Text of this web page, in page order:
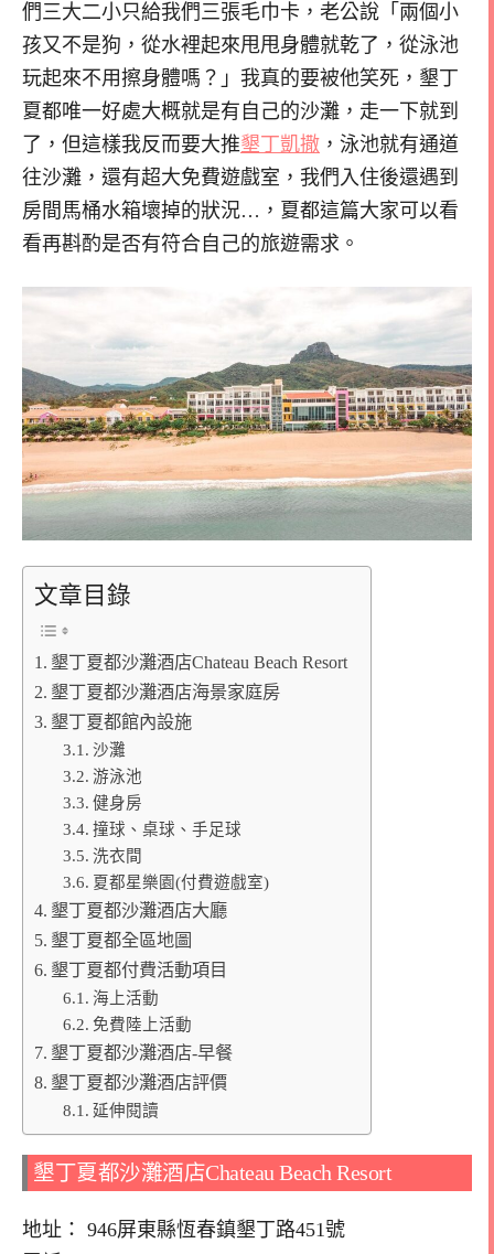
們三大二小只給我們三張毛巾卡，老公說「兩個小
孩又不是狗，從水裡起來甩甩身體就乾了，從泳池
玩起來不用擦身體嗎？」我真的要被他笑死，墾丁
夏都唯一好處大概就是有自己的沙灘，走一下就到
了，但這樣我反而要大推墾丁凱撒 ，泳池就有通道
往沙灘，還有超大免費遊戲室，我們入住後還遇到
房間馬桶水箱壞掉的狀況…，夏都這篇大家可以看
看再斟酌是否有符合自己的旅遊需求。
文章目錄
墾丁夏都沙灘酒店Chateau Beach Resort
墾丁夏都沙灘酒店海景家庭房
墾丁夏都館內設施
沙灘
游泳池
健身房
撞球、桌球、手足球
洗衣間
夏都星樂園(付費遊戲室)
墾丁夏都沙灘酒店大廳
墾丁夏都全區地圖
墾丁夏都付費活動項目
海上活動
免費陸上活動
墾丁夏都沙灘酒店-早餐
墾丁夏都沙灘酒店評價
延伸閱讀
墾丁夏都沙灘酒店Chateau Beach Resort
地址： 946屏東縣恆春鎮墾丁路451號